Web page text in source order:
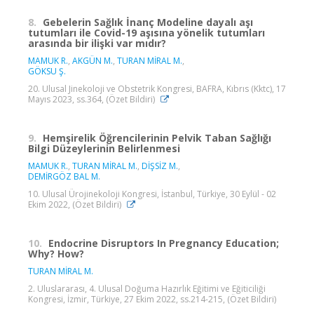
8. Gebelerin Sağlık İnanç Modeline dayalı aşı
tutumları ile Covid-19 aşısına yönelik tutumları
arasında bir ilişki var mıdır?
MAMUK R., AKGÜN M., TURAN MİRAL M.,
GÖKSU Ş.
20. Ulusal Jinekoloji ve Obstetrik Kongresi, BAFRA, Kıbrıs (Kktc), 17
Mayıs 2023, ss.364, (Özet Bildiri)
9. Hemşirelik Öğrencilerinin Pelvik Taban Sağlığı
Bilgi Düzeylerinin Belirlenmesi
MAMUK R., TURAN MİRAL M., DİŞSİZ M.,
DEMİRGÖZ BAL M.
10. Ulusal Ürojinekoloji Kongresi, İstanbul, Türkiye, 30 Eylül - 02
Ekim 2022, (Özet Bildiri)
10. Endocrine Disruptors In Pregnancy Education;
Why? How?
TURAN MİRAL M.
2. Uluslararası, 4. Ulusal Doğuma Hazırlık Eğitimi ve Eğiticiliği
Kongresi, İzmir, Türkiye, 27 Ekim 2022, ss.214-215, (Özet Bildiri)